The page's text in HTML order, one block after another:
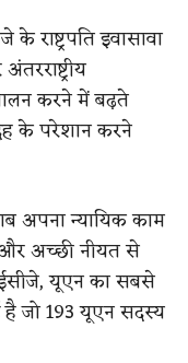
इवासावा
करने में बढ़ते
के परेशान करने
अपना न्यायिक काम
अच्छी नीयत से
यूएन का सबसे
है जो 193 यूएन सदस्य